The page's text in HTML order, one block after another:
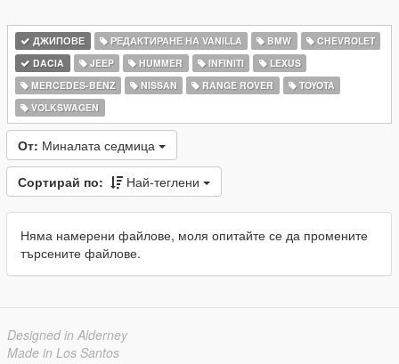
ДЖИПОВЕ РЕДАКТИРАНЕ НА VANILLA BMW
CHEVROLET
DACIA
JEEP HUMMER INFINITI
LEXUS
MERCEDES-BENZ
NISSAN RANGE ROVER
TOYOTA
VOLKSWAGEN
От: Миналата седмица
Сортирай по: Най-теглени
Няма намерени файлове, моля опитайте се да промените
търсените файлове.
Designed in Alderney
Made in Los Santos